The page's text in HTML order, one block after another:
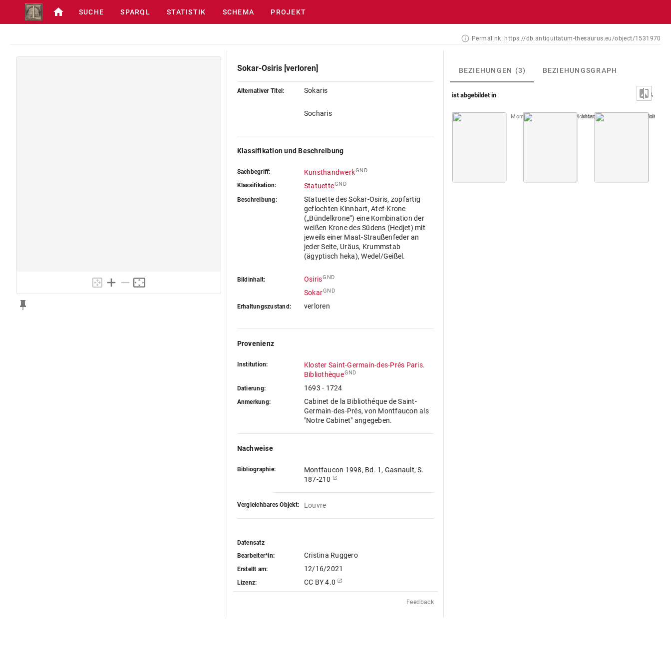
SUCHE SPARQL STATISTIK SCHEMA PROJEKT
Permalink: https://db.antiquitatum-thesaurus.eu/object/1531970
Sokar-Osiris [verloren]
Alternativer Titel: Sokaris
Socharis
Klassifikation und Beschreibung
Sachbegriff: KunsthandwerkGND
Klassifikation: StatuetteGND
Beschreibung:
Statuette des Sokar-Osiris, zopfartig
geflochten Kinnbart, Atef-Krone
(„Bündelkrone“) eine Kombination der
weißen Krone des Südens (Hedjet) mit
jeweils einer Maat-Straußenfeder an
jeder Seite, Uräus, Krummstab
(ägyptisch heka), Wedel/Geißel.
Bildinhalt: OsirisGND
SokarGND
Erhaltungszustand: verloren
Provenienz
Institution:
Kloster Saint-Germain-des-Prés Paris.
BibliothèqueGND
Datierung: 1693 - 1724
Anmerkung:
Cabinet de la Bibliothéque de Saint-
Germain-des-Prés, von Montfaucon als
"Notre Cabinet" angegeben.
Nachweise
Bibliographie:
Montfaucon 1998, Bd. 1, Gasnault, S.
187-210
Vergleichbares Objekt: Louvre
Datensatz
Bearbeiter*in:
Cristina Ruggero
Erstellt am: 12/16/2021
Lizenz: CC BY 4.0
Feedback
BEZIEHUNGEN (3) BEZIEHUNGSGRAPH
ist abgebildet in
Montfaucon, Papiers de Montfaucon [Latin 11916] Fol. 197 r
Montfaucon, Papiers de